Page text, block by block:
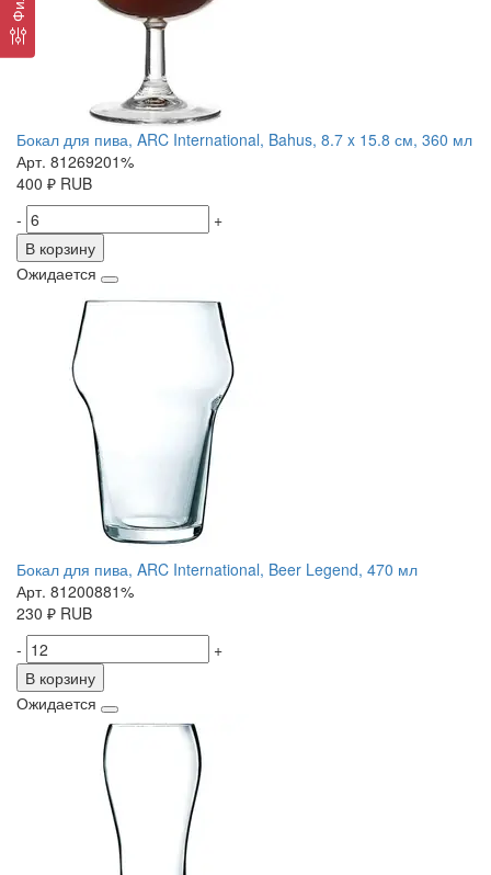
Бокал для пива, ARC International, Bahus, 8.7 x 15.8 см, 360 мл
Арт. 81269201%
400 ₽ RUB
-
+
В корзину
Ожидается
Бокал для пива, ARC International, Beer Legend, 470 мл
Арт. 81200881%
230 ₽ RUB
-
+
В корзину
Ожидается